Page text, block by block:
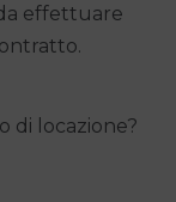
effettuare
di locazione?